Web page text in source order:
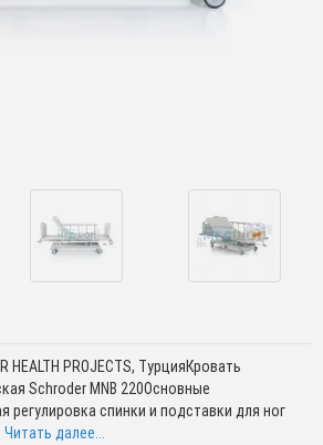
HEALTH PROJECTS, ТурцияКровать
Schroder MNB 220Основные
регулировка спинки и подставки для ног
Читать далее...